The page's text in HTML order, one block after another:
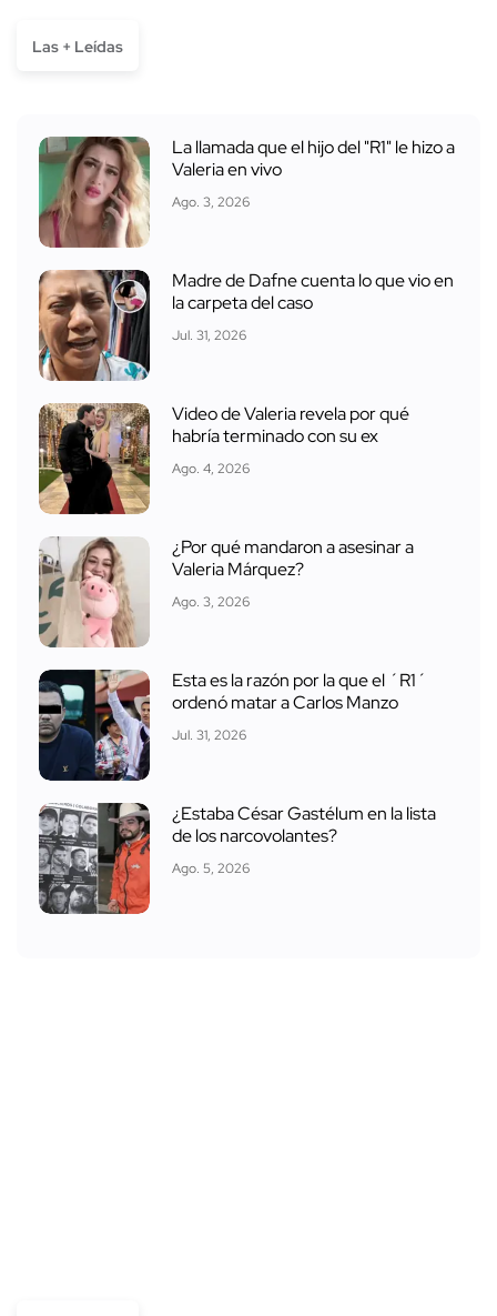
Las + Leídas
La llamada que el hijo del "R1" le hizo a
Valeria en vivo
Ago. 3, 2026
Madre de Dafne cuenta lo que vio en
la carpeta del caso
Jul. 31, 2026
Video de Valeria revela por qué
habría terminado con su ex
Ago. 4, 2026
¿Por qué mandaron a asesinar a
Valeria Márquez?
Ago. 3, 2026
Esta es la razón por la que el ´R1´
ordenó matar a Carlos Manzo
Jul. 31, 2026
¿Estaba César Gastélum en la lista
de los narcovolantes?
Ago. 5, 2026